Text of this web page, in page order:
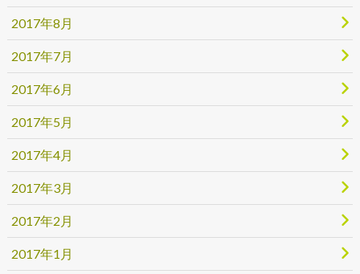
2017年8月
2017年7月
2017年6月
2017年5月
2017年4月
2017年3月
2017年2月
2017年1月